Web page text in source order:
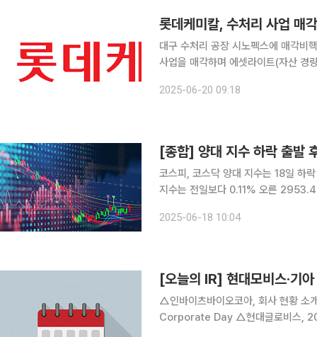
롯데케미칼, 수처리 사업 매
대구 수처리 공장 시노펙스에 매각비핵심 사업
사업을 매각하며 에셋라이트(자산 경량화)와
스멤브레인에 매각한다고 밝혔다. 양
2025-06-20 09:18
[종합] 양대 지수 하락 출발
코스피, 코스닥 양대 지수는 18일 하락 출발 후 강보합
지수는 전일보다 0.11% 오른 2953.47에 거래 중이다. 개인 홀로
전 9시 53분 기준 전장보다 2.10
2025-06-18 10:04
[오늘의 IR] 현대모비스·기
△인바이츠바이오코아, 회사 현황 소개 및 투자자 이해
Corporate Day △현대글로비스, 2025 여름 Corporate Day 참석 △KG모빌리티, 기업설명